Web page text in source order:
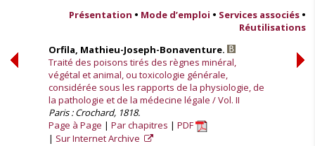
Présentation • Mode d’emploi • Services associés •
Réutilisations
Orfila, Mathieu-Joseph-Bonaventure.
Traité des poisons tirés des règnes minéral,
végétal et animal, ou toxicologie générale,
considérée sous les rapports de la physiologie, de
la pathologie et de la médecine légale / Vol. II
Paris : Crochard, 1818.
Page à Page
Par chapitres
PDF
Sur Internet Archive